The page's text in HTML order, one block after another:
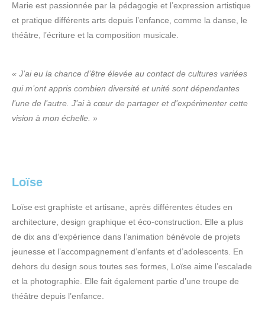
Marie est passionnée par la pédagogie et l’expression artistique
et pratique différents arts depuis l’enfance, comme la danse, le
théâtre, l’écriture et la composition musicale.
« J’ai eu la chance d’être élevée au contact de cultures variées
qui m’ont appris combien diversité et unité sont dépendantes
l’une de l’autre. J’ai à cœur de partager et d’expérimenter cette
vision à mon échelle. »
Loïse
Loïse est graphiste et artisane, après différentes études en
architecture, design graphique et éco-construction. Elle a plus
de dix ans d’expérience dans l’animation bénévole de projets
jeunesse et l’accompagnement d’enfants et d’adolescents. En
dehors du design sous toutes ses formes, Loïse aime l’escalade
et la photographie. Elle fait également partie d’une troupe de
théâtre depuis l’enfance.